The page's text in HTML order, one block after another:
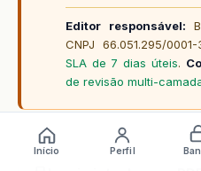
Editor responsável:
CNPJ 66.051.295/0001-
SLA de 7 dias úteis.
de revisão multi-
Início Perfil